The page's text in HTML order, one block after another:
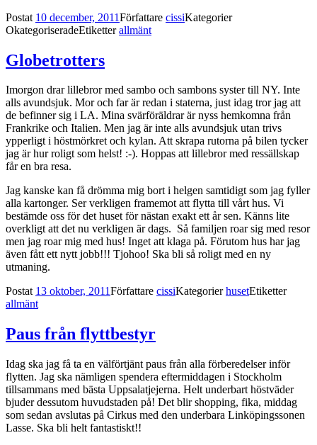
Postat 10 december, 2011Författare cissiKategorier
OkategoriseradeEtiketterallmänt
Globetrotters
Imorgon drar lillebror med sambo och sambons syster till NY. Inte
alls avundsjuk. Mor och far är redan i staterna, just idag tror jag att
de befinner sig i LA. Mina svärföräldrar är nyss hemkomna från
Frankrike och Italien. Men jag är inte alls avundsjuk utan trivs
ypperligt i höstmörkret och kylan. Att skrapa rutorna på bilen tycker
jag är hur roligt som helst! :-). Hoppas att lillebror med ressällskap
får en bra resa.
Jag kanske kan få drömma mig bort i helgen samtidigt som jag fyller
alla kartonger. Ser verkligen framemot att flytta till vårt hus. Vi
bestämde oss för det huset för nästan exakt ett år sen. Känns lite
overkligt att det nu verkligen är dags. Så familjen roar sig med resor
men jag roar mig med hus! Inget att klaga på. Förutom hus har jag
även fått ett nytt jobb!!! Tjohoo! Ska bli så roligt med en ny
utmaning.
Postat 13 oktober, 2011Författare cissiKategorierhusetEtiketter
allmänt
Paus från flyttbestyr
Idag ska jag få ta en välförtjänt paus från alla förberedelser inför
flytten. Jag ska nämligen spendera eftermiddagen i Stockholm
tillsammans med bästa Uppsalatjejerna. Helt underbart höstväder
bjuder dessutom huvudstaden på! Det blir shopping, fika, middag
som sedan avslutas på Cirkus med den underbara Linköpingssonen
Lasse. Ska bli helt fantastiskt!!